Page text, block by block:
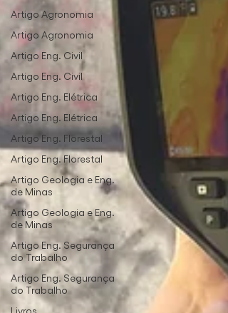
Artigo Agronomia
Artigo Agronomia
Artigo Eng. Civil
Artigo Eng. Civil
Artigo Eng. Elétrica
Artigo Eng. Elétrica
Artigo Eng. Florestal
Artigo Eng. Florestal
Artigo Geologia e Eng.
de Minas
Artigo Geologia e Eng.
de Minas
Artigo Eng. Segurança
do Trabalho
Artigo Eng. Segurança
do Trabalho
Livros